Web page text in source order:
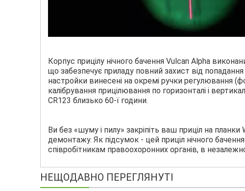
Корпус прицілу нічного бачення Vulcan Alpha
що забезпечує приладу повний захист від попадання
настройки винесені на окремі ручки регулювання
калібрування прицілювання по горизонталі і
CR123 близько 60-ї години.
Ви без «шуму і пилу» закріпіть ваш приціл на
демонтажу. Як підсумок - цей приціл нічного
співробітникам правоохоронних органів, в
НЕЩОДАВНО ПЕРЕГЛЯНУТІ